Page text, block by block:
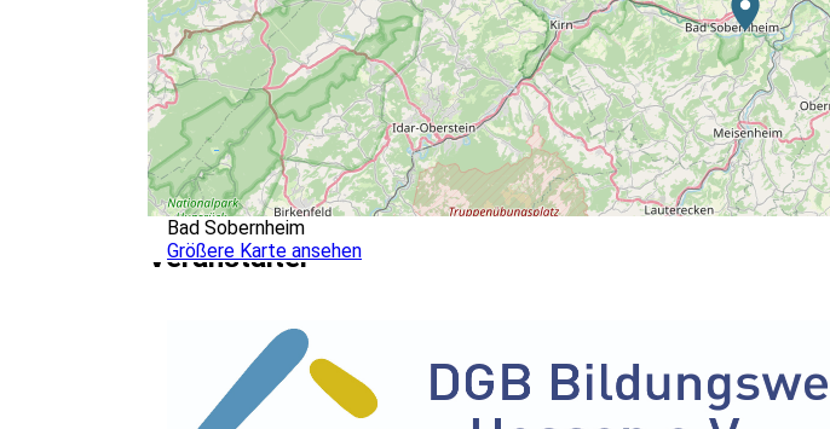
Bad Sobernheim
Größere Karte ansehen
Veranstalter